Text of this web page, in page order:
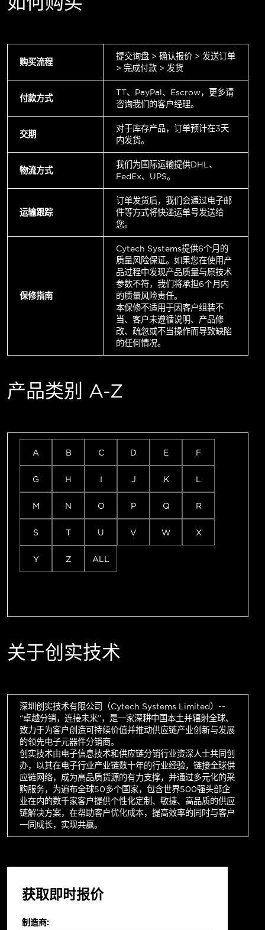
购买流程
提交询盘 > 确认报价 > 发送订单
> 完成付款 > 发货
付款方式
TT、PayPal、Escrow，更多请
咨询我们的客户经理。
交期
对于库存产品，订单预计在3天
内发货。
物流方式
我们为国际运输提供DHL、
FedEx、UPS。
运输跟踪
订单发货后，我们会通过电子邮
件等方式将快递运单号发送给
您。
保修指南
Cytech Systems提供6个月的
质量风险保证。如果您在使用产
品过程中发现产品质量与原技术
参数不符，我们将承担6个月内
的质量风险责任。
本保修不适用于因客户组装不
当、客户未遵循说明、产品修
改、疏忽或不当操作而导致缺陷
的任何情况。
产品类别 A-Z
A B C D E F
G H I J K L
M N O P Q R
S T U V W X
Y Z ALL
关于创实技术
深圳创实技术有限公司（Cytech Systems Limited）--
“卓越分销，连接未来”，是一家深耕中国本土并辐射全球、
致力于为客户创造可持续价值并推动供应链产业创新与发展
的领先电子元器件分销商。
创实技术由电子信息技术和供应链分销行业资深人士共同创
办，以其在电子行业产业链数十年的行业经验，链接全球供
应链网络，成为高品质货源的有力支撑，并通过多元化的采
购服务，为遍布全球50多个国家，包含世界500强头部企
业在内的数千家客户提供个性化定制、敏捷、高品质的供应
链解决方案，在帮助客户优化成本，提高效率的同时与客户
一同成长，实现共赢。
获取即时报价
制造商: